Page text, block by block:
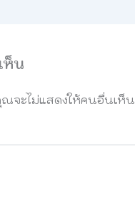
ห็น
ณจะไม่แสดงให้คนอื่นเห็น